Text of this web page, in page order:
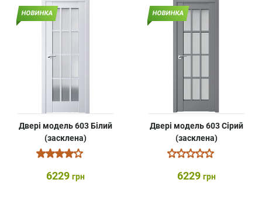
НОВИНКА
Двері модель 603 Білий
(засклена)
6229 грн
НОВИНКА
Двері модель 603 Сірий
(засклена)
6229 грн